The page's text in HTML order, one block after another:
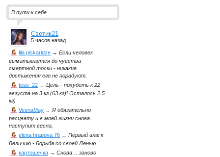
В пути к себе
Светик21
5 часов назад
lila piskaridze → Если человек
выматывается до чувства
смертной тоски - никакие
достижения его не порадуют.
tess_22 → Цель - похудеть к 22
августа на 3 кг (63 кг)! Осталось 2.5
кг)
VesnaMay →Я обязательно
расцвету и в моей жизни снова
наступит весна.
elena hrapova 76 → Первый шаг к
Величию - Борьба со своей Ленью
картошечка → Снова… заново